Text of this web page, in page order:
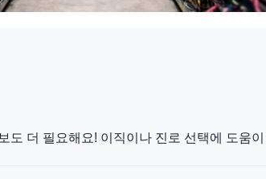
도 더 필요해요! 이직이나 진로 선택에 도움